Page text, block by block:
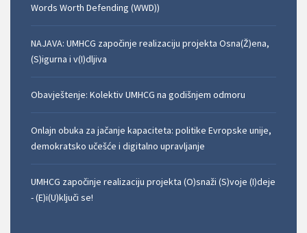
Words Worth Defending (WWD))
NAJAVA: UMHCG započinje realizaciju projekta Osna(Ž)ena,
(S)igurna i v(I)dljiva
Obavještenje: Kolektiv UMHCG na godišnjem odmoru
Onlajn obuka za jačanje kapaciteta: politike Evropske unije,
demokratsko učešće i digitalno upravljanje
UMHCG započinje realizaciju projekta (O)snaži (S)voje (I)deje
- (E)i(U)ključi se!